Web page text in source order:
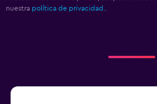
nuestra política de privacidad.